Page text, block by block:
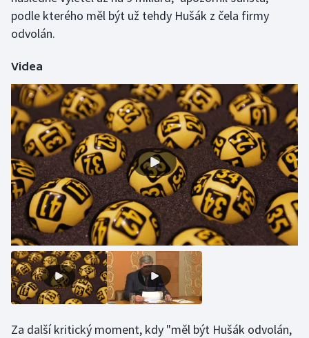
podle kterého měl být už tehdy Hušák z čela firmy
odvolán.
Videa
Za další kritický moment, kdy "měl být Hušák odvolán,